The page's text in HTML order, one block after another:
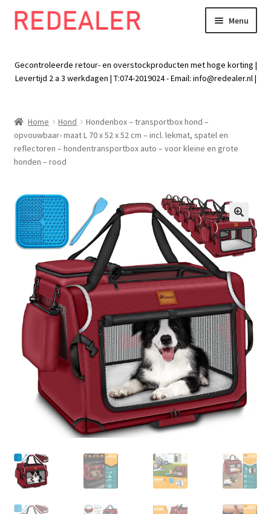
Skip
Skip
Menu
Baby en kind
Vrije tijd
Werk
Kleding
Retourboxen
Gecontroleerde retour- en overstockproducten met hoge korting |
Levertijd 2 a 3 werkdagen | T:074-2019024 - Email: info@redealer.nl|
Home Hond
Hondenbox – transportbox hond –
opvouwbaar- maat L 70 x 52 x 52 cm – incl. lekmat, spatel en
reflectoren – hondentransportbox auto – voor kleine en grote
honden – rood
🔍